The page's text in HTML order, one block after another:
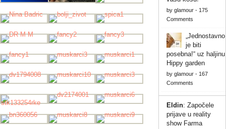
by glamour- 175
Comments
„Jednostavno
je biti
posebna!“ uz haljinu
Hippy garden
by glamour- 167
Comments
Eldin: Započele
prijave u reality
show Farma